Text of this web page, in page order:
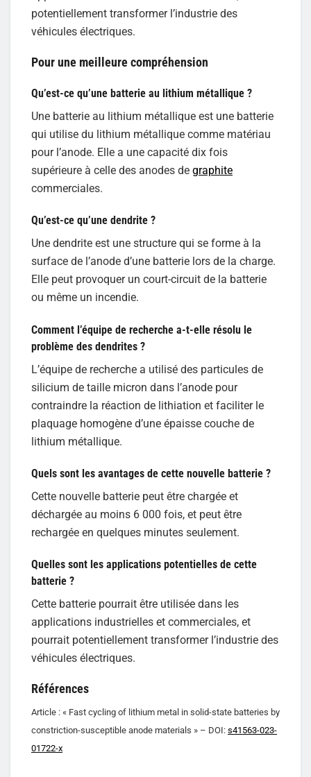
potentiellement transformer l’industrie des
véhicules électriques.
Pour une meilleure compréhension
Qu’est-ce qu’une batterie au lithium métallique ?
Une batterie au lithium métallique est une batterie
qui utilise du lithium métallique comme matériau
pour l’anode. Elle a une capacité dix fois
supérieure à celle des anodes de graphite
commerciales.
Qu’est-ce qu’une dendrite ?
Une dendrite est une structure qui se forme à la
surface de l’anode d’une batterie lors de la charge.
Elle peut provoquer un court-circuit de la batterie
ou même un incendie.
Comment l’équipe de recherche a-t-elle résolu le
problème des dendrites ?
L’équipe de recherche a utilisé des particules de
silicium de taille micron dans l’anode pour
contraindre la réaction de lithiation et faciliter le
plaquage homogène d’une épaisse couche de
lithium métallique.
Quels sont les avantages de cette nouvelle batterie ?
Cette nouvelle batterie peut être chargée et
déchargée au moins 6 000 fois, et peut être
rechargée en quelques minutes seulement.
Quelles sont les applications potentielles de cette
batterie ?
Cette batterie pourrait être utilisée dans les
applications industrielles et commerciales, et
pourrait potentiellement transformer l’industrie des
véhicules électriques.
Références
Article : « Fast cycling of lithium metal in solid-state batteries by
constriction-susceptible anode materials » – DOI: s41563-023-
01722-x